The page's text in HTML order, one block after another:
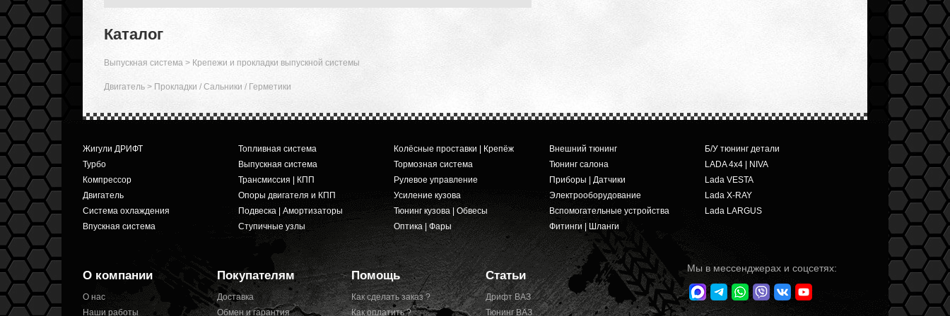
Каталог
Выпускная система > Крепежи и прокладки выпускной системы
Двигатель > Прокладки / Сальники / Герметики
Жигули ДРИФТ
Турбо
Компрессор
Двигатель
Система охлаждения
Впускная система
Топливная система
Выпускная система
Трансмиссия | КПП
Опоры двигателя и КПП
Подвеска | Амортизаторы
Ступичные узлы
Колёсные проставки | Крепёж
Тормозная система
Рулевое управление
Усиление кузова
Тюнинг кузова | Обвесы
Оптика | Фары
Внешний тюнинг
Тюнинг салона
Приборы | Датчики
Электрооборудование
Вспомогательные устройства
Фитинги | Шланги
Б/У тюнинг детали
LADA 4x4 | NIVA
Lada VESTA
Lada X-RAY
Lada LARGUS
О компании
О нас
Наши работы
Покупателям
Доставка
Обмен и гарантия
Помощь
Как сделать заказ ?
Как оплатить ?
Статьи
Дрифт ВАЗ
Тюнинг ВАЗ
Мы в мессенджерах и соцсетях: